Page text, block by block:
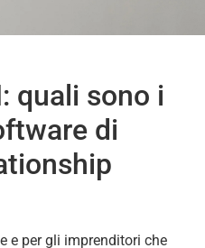
quali sono i
di
e per gli imprenditori che